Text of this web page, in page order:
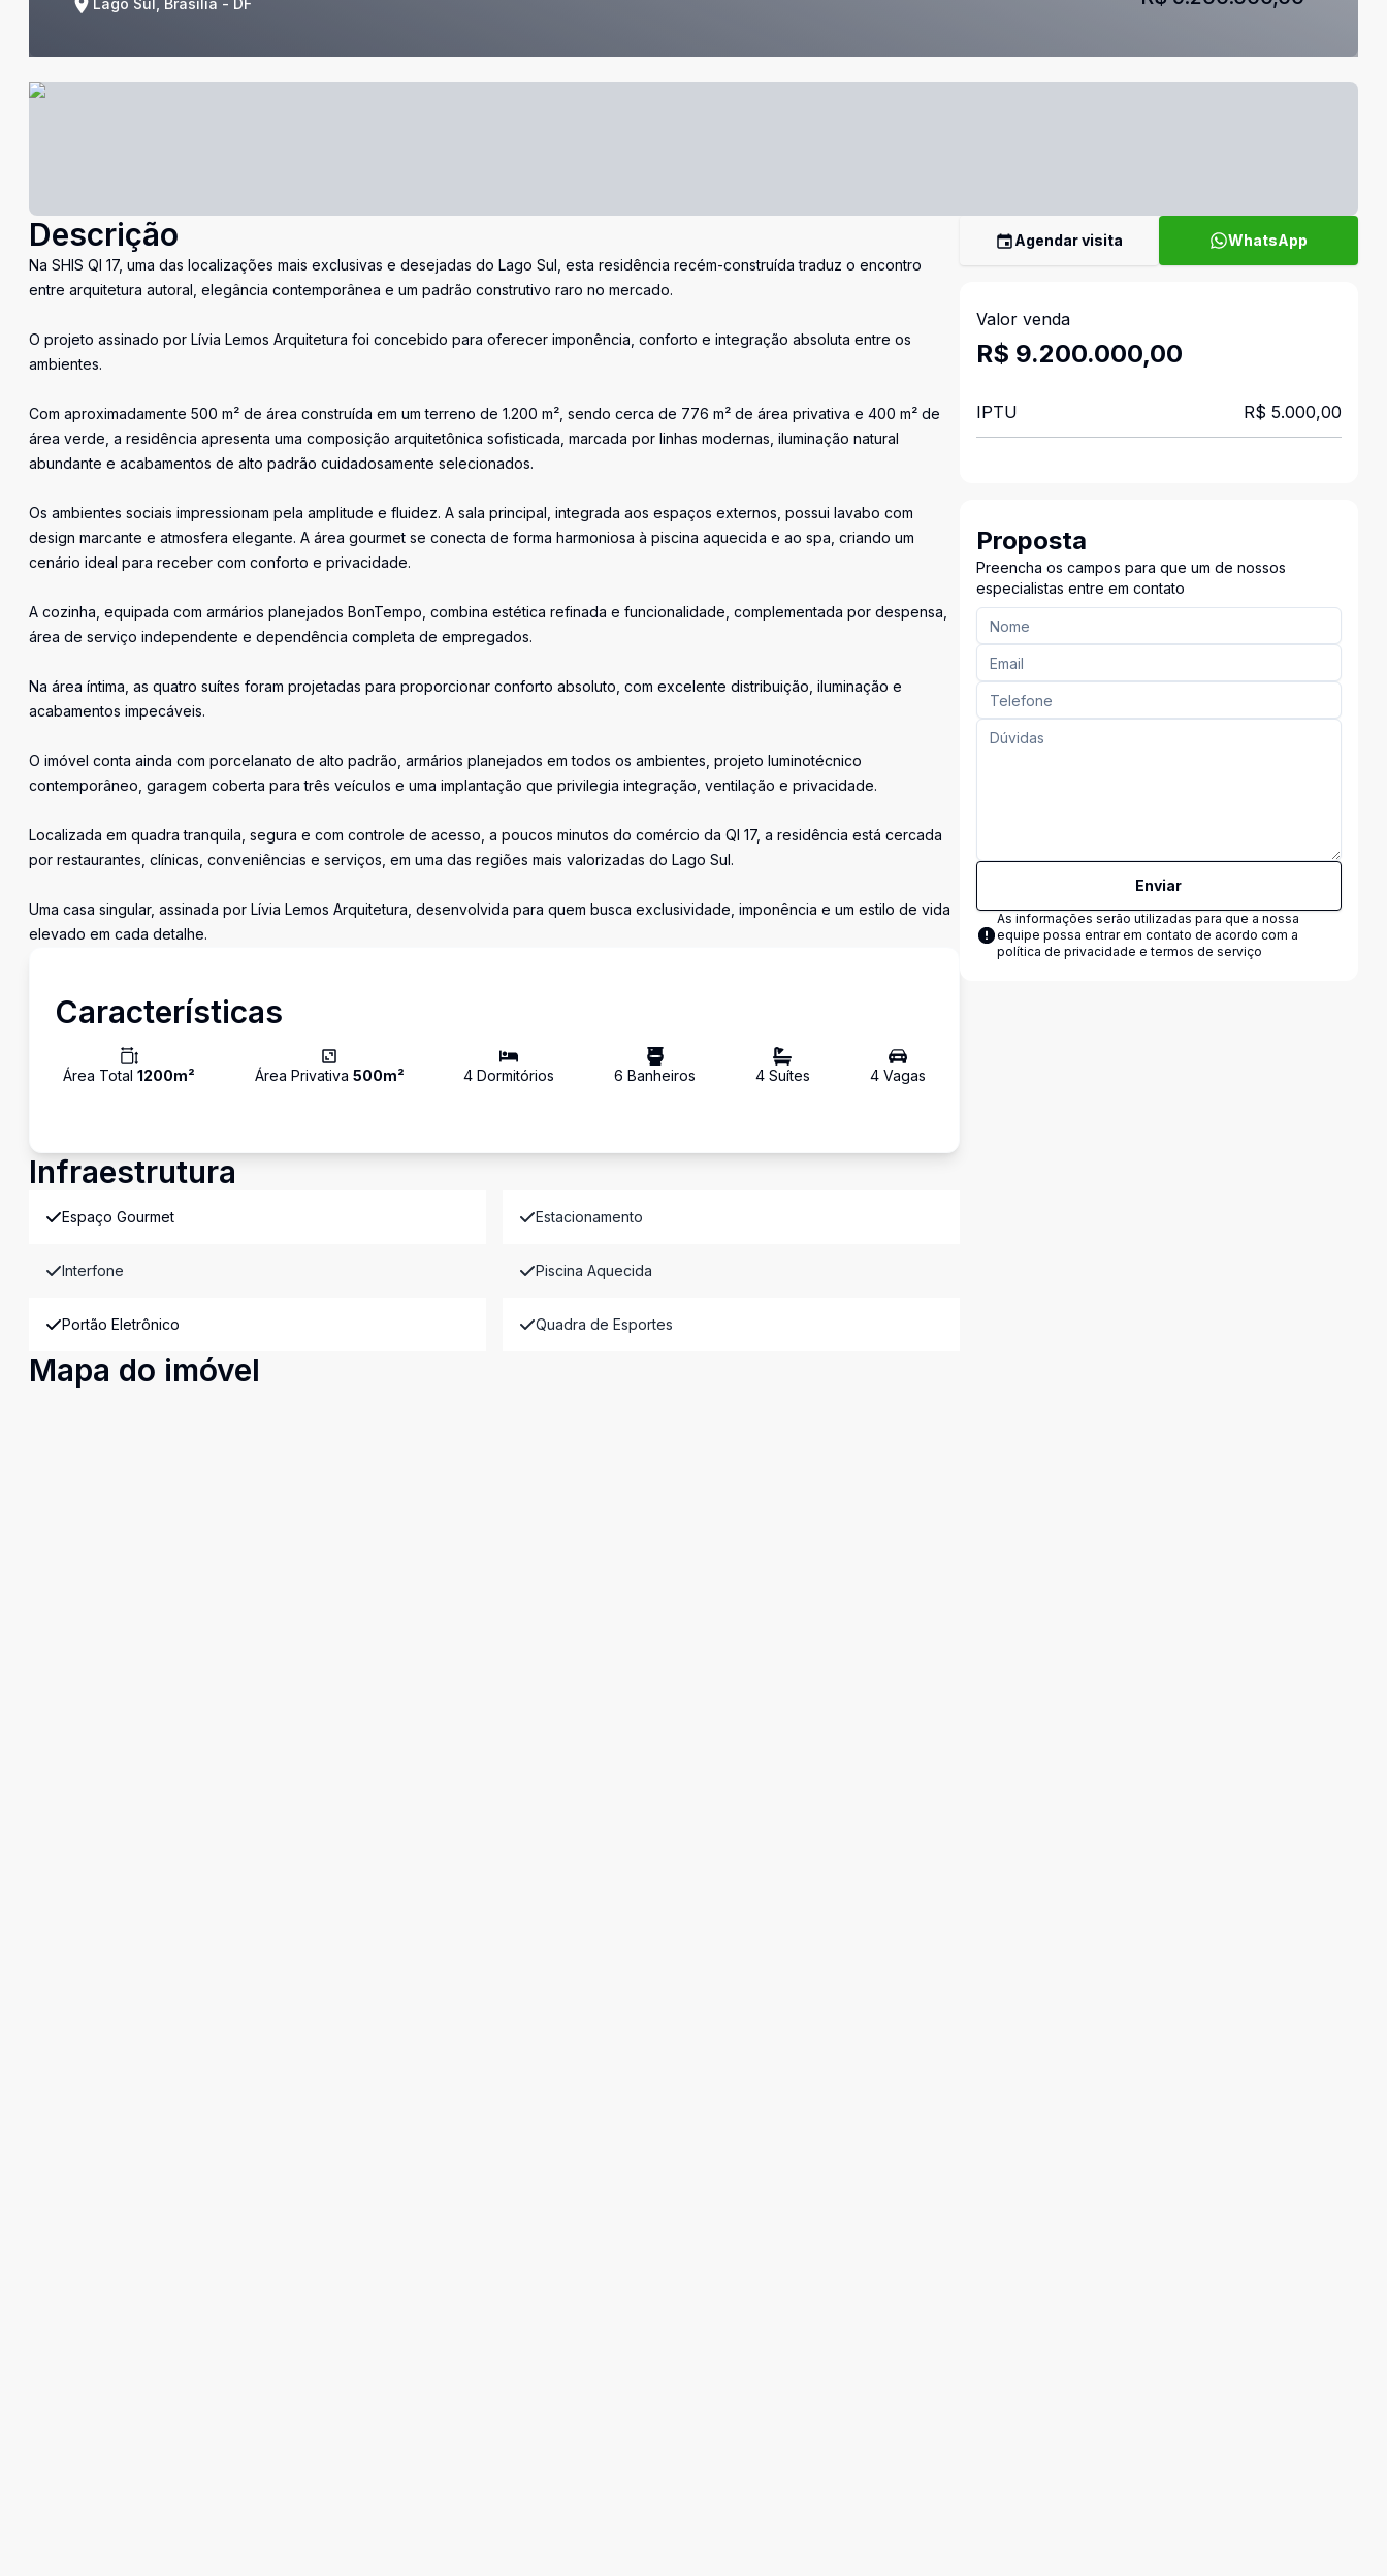
Lago Sul, Brasília - DF
Descrição
Na SHIS QI 17, uma das localizações mais exclusivas e desejadas do Lago Sul, esta residência recém-construída traduz o encontro
entre arquitetura autoral, elegância contemporânea e um padrão construtivo raro no mercado.
O projeto assinado por Lívia Lemos Arquitetura foi concebido para oferecer imponência, conforto e integração absoluta entre os
ambientes.
Com aproximadamente 500 m² de área construída em um terreno de 1.200 m², sendo cerca de 776 m² de área privativa e 400 m² de
área verde, a residência apresenta uma composição arquitetônica sofisticada, marcada por linhas modernas, iluminação natural
abundante e acabamentos de alto padrão cuidadosamente selecionados.
Os ambientes sociais impressionam pela amplitude e fluidez. A sala principal, integrada aos espaços externos, possui lavabo com
design marcante e atmosfera elegante. A área gourmet se conecta de forma harmoniosa à piscina aquecida e ao spa, criando um
cenário ideal para receber com conforto e privacidade.
A cozinha, equipada com armários planejados BonTempo, combina estética refinada e funcionalidade, complementada por despensa,
área de serviço independente e dependência completa de empregados.
Na área íntima, as quatro suítes foram projetadas para proporcionar conforto absoluto, com excelente distribuição, iluminação e
acabamentos impecáveis.
O imóvel conta ainda com porcelanato de alto padrão, armários planejados em todos os ambientes, projeto luminotécnico
contemporâneo, garagem coberta para três veículos e uma implantação que privilegia integração, ventilação e privacidade.
Localizada em quadra tranquila, segura e com controle de acesso, a poucos minutos do comércio da QI 17, a residência está cercada
por restaurantes, clínicas, conveniências e serviços, em uma das regiões mais valorizadas do Lago Sul.
Uma casa singular, assinada por Lívia Lemos Arquitetura, desenvolvida para quem busca exclusividade, imponência e um estilo de vida
elevado em cada detalhe.
Características
Área Total 1200m² Área Privativa 500m² 4 Dormitórios 6 Banheiros 4Suítes 4Vagas
Infraestrutura
Espaço Gourmet Estacionamento
Interfone Piscina Aquecida
Portão Eletrônico Quadra de Esportes
Mapa do imóvel
Agendar visita WhatsApp
Valor venda
R$ 9.200.000,00
IPTU R$ 5.000,00
Proposta
Preencha os campos para que um de nossos
especialistas entre em contato
Enviar
As informações serão utilizadas para que a nossa
equipe possa entrar em contato de acordo com a
política de privacidade e termos de serviço